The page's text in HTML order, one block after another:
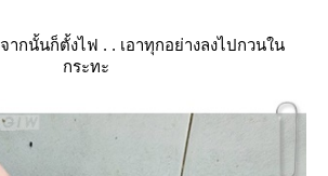
กนั้นก็ตั้งไฟ . . เอาทุกอย่างลงไปกวนใน
กระทะ